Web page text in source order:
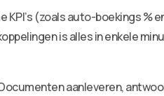
(zoals auto-boekings %
is alles in enkele
aanleveren,